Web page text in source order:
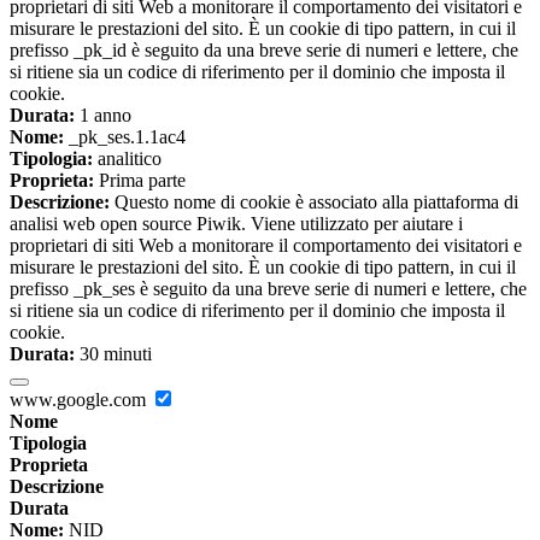
proprietari di siti Web a monitorare il comportamento dei visitatori e
misurare le prestazioni del sito. È un cookie di tipo pattern, in cui il
prefisso _pk_id è seguito da una breve serie di numeri e lettere, che
si ritiene sia un codice di riferimento per il dominio che imposta il
cookie.
Durata: 1 anno
Nome: _pk_ses.1.1ac4
Tipologia: analitico
Proprieta: Prima parte
Descrizione: Questo nome di cookie è associato alla piattaforma di
analisi web open source Piwik. Viene utilizzato per aiutare i
proprietari di siti Web a monitorare il comportamento dei visitatori e
misurare le prestazioni del sito. È un cookie di tipo pattern, in cui il
prefisso _pk_ses è seguito da una breve serie di numeri e lettere, che
si ritiene sia un codice di riferimento per il dominio che imposta il
cookie.
Durata: 30 minuti
www.google.com
Nome
Tipologia
Proprieta
Descrizione
Durata
Nome: NID